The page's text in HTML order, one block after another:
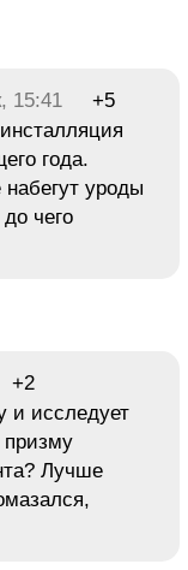
15:41
+5
года.
уроды
чего
+2
и исследует
призму
Лучше